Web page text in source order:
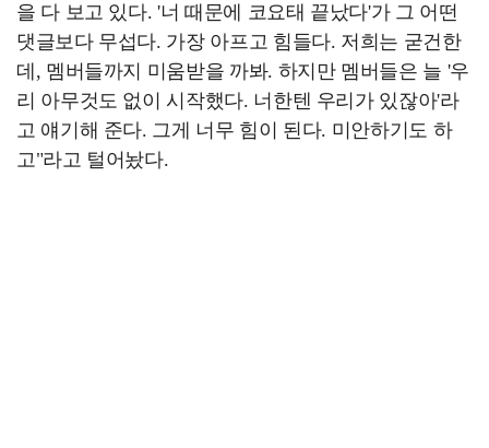
을 다 보고 있다. '너 때문에 코요태 끝났다'가 그 어떤
댓글보다 무섭다. 가장 아프고 힘들다. 저희는 굳건한
데, 멤버들까지 미움받을 까봐. 하지만 멤버들은 늘 '우
리 아무것도 없이 시작했다. 너한텐 우리가 있잖아'라
고 얘기해 준다. 그게 너무 힘이 된다. 미안하기도 하
고"라고 털어놨다.